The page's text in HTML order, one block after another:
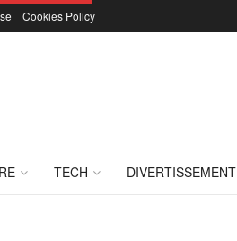
Cookies Policy
TECH DIVERTISSEMENT